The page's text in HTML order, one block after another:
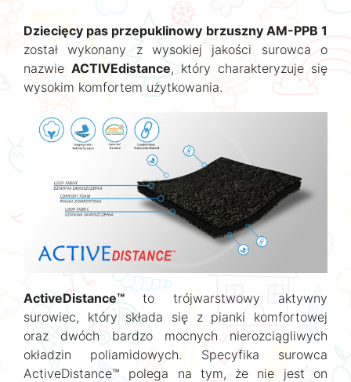
Dziecięcy pas przepuklinowy brzuszny AM-PPB 1
został wykonany z wysokiej jakości surowca o
nazwie ACTIVEdistance, który charakteryzuje się
wysokim komfortem użytkowania.
ActiveDistance™ to trójwarstwowy aktywny
surowiec, który składa się z pianki komfortowej
oraz dwóch bardzo mocnych nierozciągliwych
okładzin poliamidowych. Specyfika surowca
ActiveDistance™ polega na tym, że nie jest on